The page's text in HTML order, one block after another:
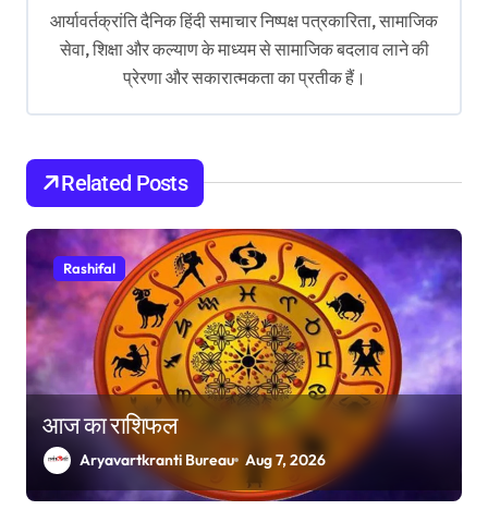
i
o
आर्यावर्तक्रांति दैनिक हिंदी समाचार निष्पक्ष पत्रकारिता, सामाजिक
सेवा, शिक्षा और कल्याण के माध्यम से सामाजिक बदलाव लाने की
प्रेरणा और सकारात्मकता का प्रतीक हैं।
Related Posts
Rashifal
आज का राशिफल
Aryavartkranti Bureau Aug 7, 2026